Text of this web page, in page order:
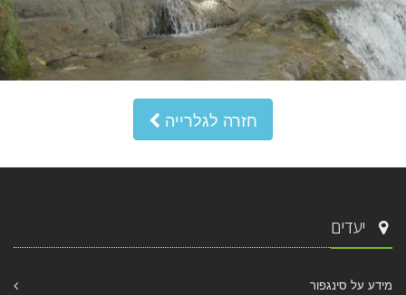
חזרה לגלרייה
יעדים
מידע על סינגפור